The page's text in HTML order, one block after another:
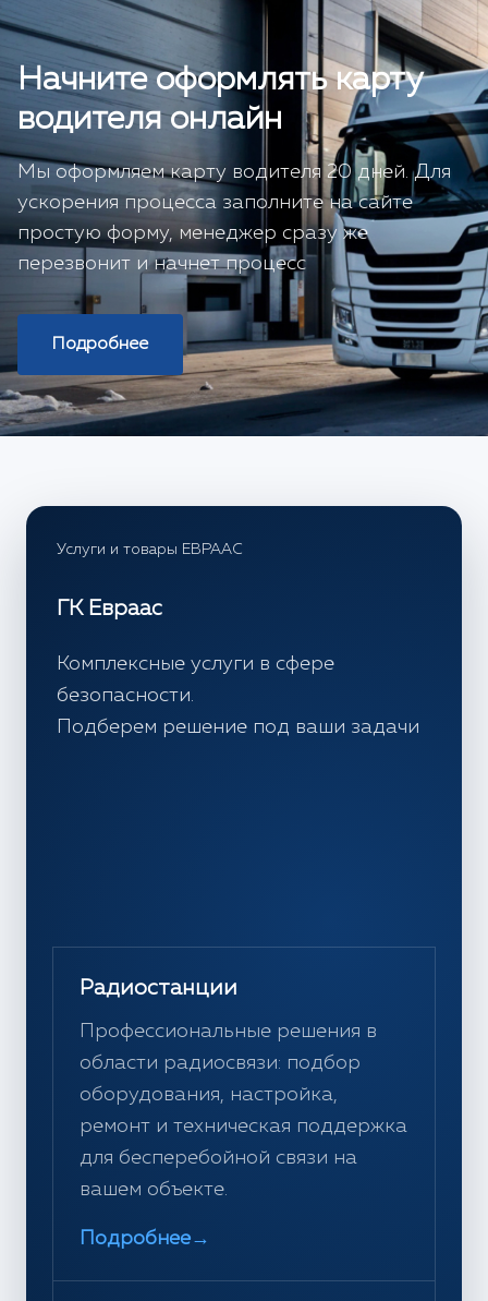
Начните оформлять карту
водителя онлайн
Мы оформляем карту водителя 20 дней. Для
ускорения процесса заполните на сайте
простую форму, менеджер сразу же
перезвонит и начнет процесс
Подробнее
Услуги и товары ЕВРААС
ГК Евраас
Комплексные услуги в сфере
безопасности.
Подберем решение под ваши задачи
Радиостанции
Профессиональные решения в
области радиосвязи: подбор
оборудования, настройка,
ремонт и техническая поддержка
для бесперебойной связи на
вашем объекте.
Подробнее→